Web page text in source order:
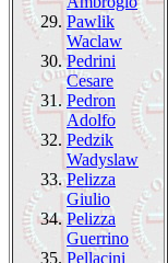
29. Pawlik
Waclaw
30. Pedrini
Cesare
31. Pedron
Adolfo
32. Pedzik
Wadyslaw
33. Pelizza
Giulio
34. Pelizza
Guerrino
35. Pellacini